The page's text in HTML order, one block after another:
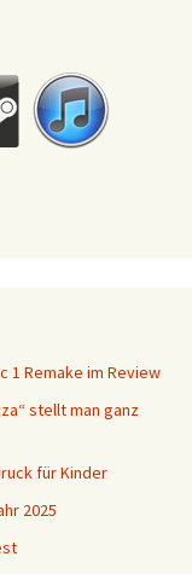
1 Remake im Review
stellt man ganz
für Kinder
2025